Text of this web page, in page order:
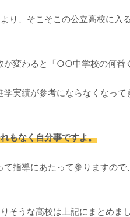
り、そこそこの公立高校に入
が変わると「○○中学校の何番
実績が参考にならなくなって
もなく自分事ですよ。
指導にあたって参りますので
そうな高校は上記にまとめま